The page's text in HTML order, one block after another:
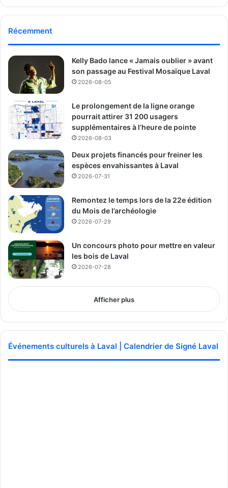
Publicité sponsorisée par la conseillère municipale de Saint-François et David
De Cotis, conseiller municipal de Saint-Bruno
Récemment
Kelly Bado lance « Jamais oublier » avant
son passage au Festival Mosaïque Laval
2026-08-05
Le prolongement de la ligne orange
pourrait attirer 31 200 usagers
supplémentaires à l’heure de pointe
2026-08-03
Deux projets financés pour freiner les
espèces envahissantes à Laval
2026-07-31
Remontez le temps lors de la 22e édition
du Mois de l’archéologie
2026-07-29
Un concours photo pour mettre en valeur
les bois de Laval
2026-07-28
Afficher plus
Événements culturels à Laval | Calendrier de Signé Laval